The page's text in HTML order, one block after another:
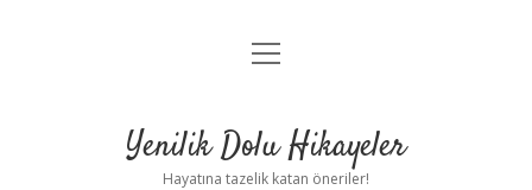
Anasayfa
Yasal Uyarı
menüyü
Yenilik Dolu Hikayeler
Hayatına tazelik katan öneriler!